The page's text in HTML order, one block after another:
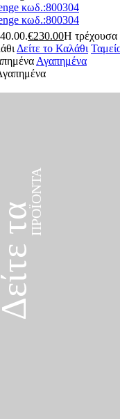
κωδ.:800304
κωδ.:800304
€230.00Η τρέχουσα
Δείτε το Καλάθι
Αγαπημένα
Δείτε ταΠΡΟΪΌΝΤΑ